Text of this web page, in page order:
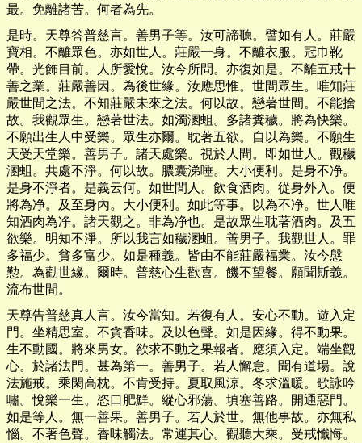
最。免離諸苦。何者為先。
是時。天尊答普慈言。善男子等。汝可諦聽。譬如有人。莊嚴
寶相。不離眾色。亦如世人。莊嚴一身。不離衣服。冠巾靴
帶。光飾目前。人所愛悅。汝今所問。亦復如是。不離五戒十
善之業。莊嚴善因。為後世緣。汝應思惟。世間眾生。唯知莊
嚴世間之法。不知莊嚴未來之法。何以故。戀著世間。不能捨
故。我觀眾生。戀著世法。如濁溷蛆。多諸糞穢。將為快樂。
不願出生人中受樂。眾生亦爾。耽著五欲。自以為樂。不願生
天受天堂樂。善男子。諸天處樂。視於人間。即如世人。觀穢
溷蛆。共處不淨。何以故。膿囊涕唾。大小便利。是身不净。
是身不淨者。是義云何。如世間人。飲食酒肉。從身外入。便
將為净。及至身內。大小便利。如此等事。以為不净。世人唯
知酒肉為净。諸天觀之。非為净也。是故眾生耽著酒肉。及五
欲樂。明知不淨。所以我言如穢溷蛆。善男子。我觀世人。罪
多福少。貧多富少。如是種義。皆由不能莊嚴福業。汝今慇
懃。為勸世緣。爾時。普慈心生歡喜。饑不望餐。願聞斯義。
流布世間。
天尊告普慈真人言。汝今當知。若復有人。安心不動。遊入定
門。坐精思室。不貪香味。及以色聲。如是因緣。得不動果。
生不動國。將來男女。欲求不動之果報者。應須入定。端坐觀
心。於諸法門。甚為第一。善男子。若人懈怠。聞有道場。說
法施戒。乘閑高枕。不肯受持。夏取風涼。冬求溫暖。歌詠吟
嘯。悅樂一生。恣口肥鮮。縱心邪蕩。填塞善路。開通惡門。
如是等人。無一善果。善男子。若人於世。無他事故。亦無私
惱。不著色聲。香味觸法。常運其心。觀聽大乘。受戒懺悔。